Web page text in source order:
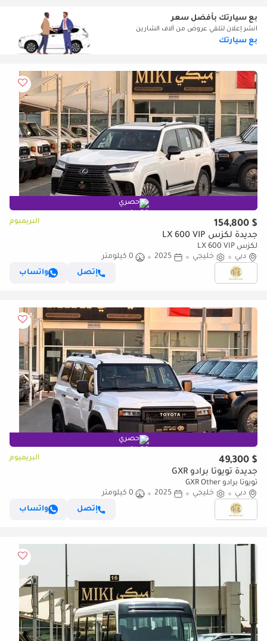
بع سيارتك بأفضل سعر
انشر إعلان لتلقي عروض من آلاف الشارين
بع سيارتك
حصري
$ 154,800 البريميوم
جديدة لكزس LX 600 VIP
لكزس LX 600 VIP
دبي
خليجي 2025
0 كيلومتر
إتصل
واتساب
حصري
$ 49,300 البريميوم
جديدة تويوتا برادو GXR
تويوتا برادو GXR Other
دبي
خليجي 2025
0 كيلومتر
إتصل
واتساب